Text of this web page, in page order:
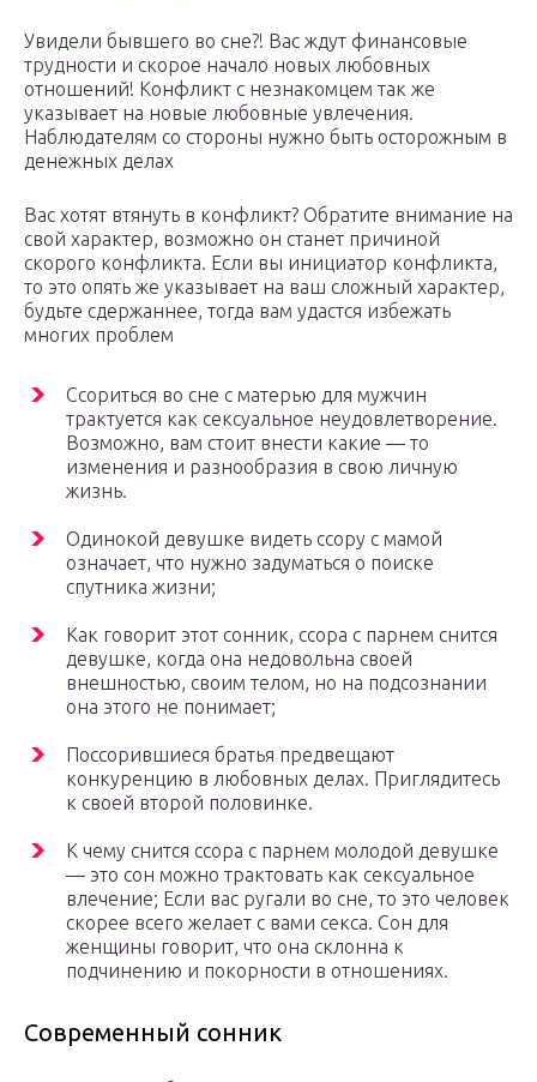
Увидели бывшего во сне?! Вас ждут финансовые
трудности и скорое начало новых любовных
отношений! Конфликт с незнакомцем так же
указывает на новые любовные увлечения.
Наблюдателям со стороны нужно быть осторожным в
денежных делах
Вас хотят втянуть в конфликт? Обратите внимание на
свой характер, возможно он станет причиной
скорого конфликта. Если вы инициатор конфликта,
то это опять же указывает на ваш сложный характер,
будьте сдержаннее, тогда вам удастся избежать
многих проблем
Ссориться во сне с матерью для мужчин
трактуется как сексуальное неудовлетворение.
Возможно, вам стоит внести какие — то
изменения и разнообразия в свою личную
жизнь.
Одинокой девушке видеть ссору с мамой
означает, что нужно задуматься о поиске
спутника жизни;
Как говорит этот сонник, ссора с парнем снится
девушке, когда она недовольна своей
внешностью, своим телом, но на подсознании
она этого не понимает;
Поссорившиеся братья предвещают
конкуренцию в любовных делах. Приглядитесь
к своей второй половинке.
К чему снится ссора с парнем молодой девушке
— это сон можно трактовать как сексуальное
влечение; Если вас ругали во сне, то это человек
скорее всего желает с вами секса. Сон для
женщины говорит, что она склонна к
подчинению и покорности в отношениях.
Современный сонник